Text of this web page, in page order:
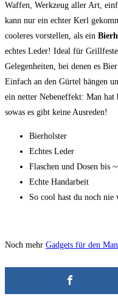
Waffen, Werkzeug aller Art,
kann nur ein echter Kerl
cooleres vorstellen, als ein
echtes Leder! Ideal für
Gelegenheiten, bei denen es
Einfach an den Gürtel hängen
ein netter Nebeneffekt: Man
sowas es gibt keine Ausreden!
Bierholster
Echtes Leder
Flaschen und Dosen bis
Echte Handarbeit
So cool hast du noch nie
Noch mehr Gadgets für den